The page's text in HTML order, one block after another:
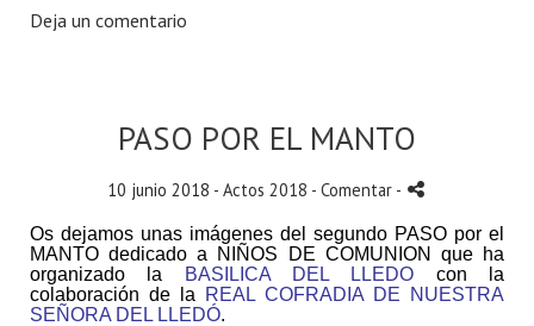
Deja un comentario
PASO POR EL MANTO
10 junio 2018 - Actos 2018 - Comentar -
Os dejamos unas imágenes del segundo PASO por el
MANTOdedicado a NIÑOS DE COMUNION que ha
organizado la
BASILICA DEL LLEDO con la
colaboración de la
REAL COFRADIA DE NUESTRA
SEÑORA DEL LLEDÓ.